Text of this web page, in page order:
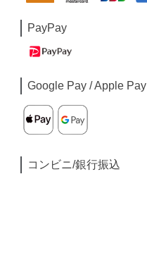
PayPay
Google Pay / Apple Pay
コンビニ/銀行振込